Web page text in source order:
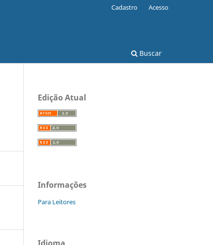
Buscar
Cadastro Acesso
Edição Atual
Informações
Para Leitores